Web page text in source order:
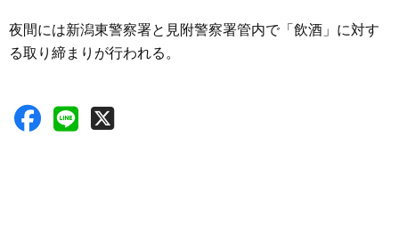
夜間には新潟東警察署と見附警察署管内で「飲酒」に対す
る取り締まりが行われる。